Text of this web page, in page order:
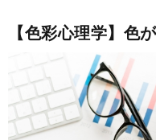
【色彩心理学】色